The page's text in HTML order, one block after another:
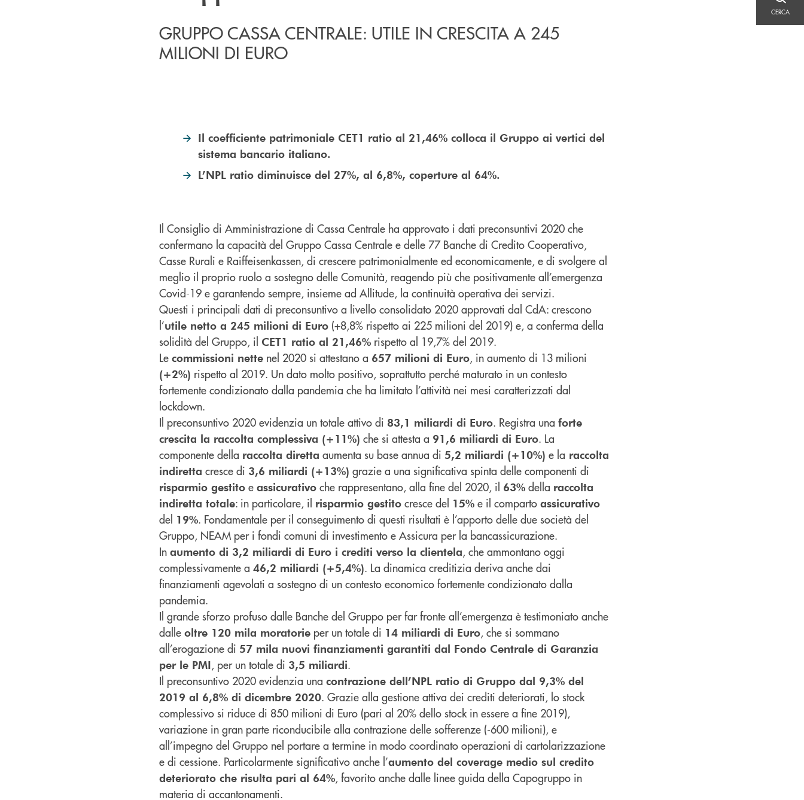
CERCA
GRUPPO CASSA CENTRALE: UTILE IN CRESCITA A 245
MILIONI DI EURO
Il coefficiente patrimoniale CET1 ratio al 21,46% colloca il Gruppo ai vertici del
sistema bancario italiano.
L’NPL ratio diminuisce del 27%, al 6,8%, coperture al 64%.
Il Consiglio di Amministrazione di Cassa Centrale ha approvato i dati preconsuntivi 2020 che
confermano la capacità del Gruppo Cassa Centrale e delle 77 Banche di Credito Cooperativo,
Casse Rurali e Raiffeisenkassen, di crescere patrimonialmente ed economicamente, e di svolgere al
meglio il proprio ruolo a sostegno delle Comunità, reagendo più che positivamente all’emergenza
Covid-19 e garantendo sempre, insieme ad Allitude, la continuità operativa dei servizi.
Questi i principali dati di preconsuntivo a livello consolidato 2020 approvati dal CdA: crescono
l’utile netto a 245 milioni di Euro (+8,8% rispetto ai 225 milioni del 2019) e, a conferma della
solidità del Gruppo, il CET1 ratio al 21,46% rispetto al 19,7% del 2019.
Le commissioni nette nel 2020 si attestano a 657 milioni di Euro, in aumento di 13 milioni
(+2%) rispetto al 2019. Un dato molto positivo, soprattutto perché maturato in un contesto
fortemente condizionato dalla pandemia che ha limitato l’attività nei mesi caratterizzati dal
lockdown.
Il preconsuntivo 2020 evidenzia un totale attivo di 83,1 miliardi di Euro. Registra una forte
crescita la raccolta complessiva (+11%) che si attesta a 91,6 miliardi di Euro. La
componente della raccolta diretta aumenta su base annua di 5,2 miliardi (+10%) e la raccolta
indiretta cresce di 3,6 miliardi (+13%) grazie a una significativa spinta delle componenti di
risparmio gestito e assicurativo che rappresentano, alla fine del 2020, il 63% della raccolta
indiretta totale: in particolare, il risparmio gestito cresce del 15% e il comparto assicurativo
del 19%. Fondamentale per il conseguimento di questi risultati è l’apporto delle due società del
Gruppo, NEAM per i fondi comuni di investimento e Assicura per la bancassicurazione.
In aumento di 3,2 miliardi di Euro i crediti verso la clientela, che ammontano oggi
complessivamente a 46,2 miliardi (+5,4%). La dinamica creditizia deriva anche dai
finanziamenti agevolati a sostegno di un contesto economico fortemente condizionato dalla
pandemia.
Il grande sforzo profuso dalle Banche del Gruppo per far fronte all’emergenza è testimoniato anche
dalle oltre 120 mila moratorie per un totale di 14 miliardi di Euro, che si sommano
all’erogazione di 57 mila nuovi finanziamenti garantiti dal Fondo Centrale di Garanzia
per le PMI, per un totale di 3,5 miliardi.
Il preconsuntivo 2020 evidenzia una contrazione dell’NPL ratio di Gruppo dal 9,3% del
2019 al 6,8% di dicembre 2020. Grazie alla gestione attiva dei crediti deteriorati, lo stock
complessivo si riduce di 850 milioni di Euro (pari al 20% dello stock in essere a fine 2019),
variazione in gran parte riconducibile alla contrazione delle sofferenze (-600 milioni), e
all’impegno del Gruppo nel portare a termine in modo coordinato operazioni di cartolarizzazione
e di cessione. Particolarmente significativo anche l’aumento del coverage medio sul credito
deteriorato che risulta pari al 64%, favorito anche dalle linee guida della Capogruppo in
materia di accantonamenti.